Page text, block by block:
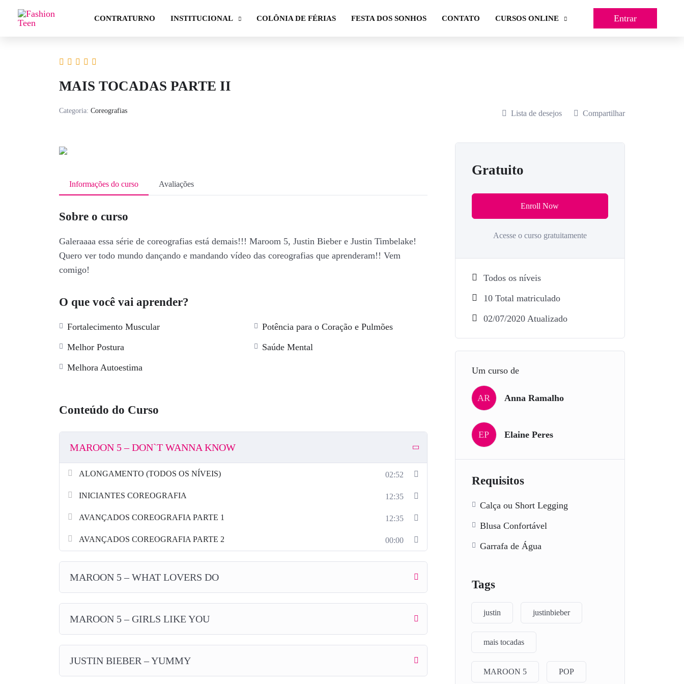
CONTRATURNO INSTITUCIONAL COLÔNIA DE FÉRIAS FESTA DOS SONHOS CONTATO CURSOS ONLINE Entrar
MAIS TOCADAS PARTE II
Categoria: Coreografias Lista de desejos Compartilhar
Informações do curso Avaliações
Sobre o curso
Galeraaaa essa série de coreografias está demais!!! Maroom 5, Justin Bieber e Justin Timbelake!
Quero ver todo mundo dançando e mandando vídeo das coreografias que aprenderam!! Vem
comigo!
O que você vai aprender?
Fortalecimento Muscular
Potência para o Coração e Pulmões
Melhor Postura
Saúde Mental
Melhora Autoestima
Conteúdo do Curso
MAROON 5 – DON`T WANNA KNOW
ALONGAMENTO (TODOS OS NÍVEIS) 02:52
INICIANTES COREOGRAFIA 12:35
AVANÇADOS COREOGRAFIA PARTE 1 12:35
AVANÇADOS COREOGRAFIA PARTE 2 00:00
MAROON 5 – WHAT LOVERS DO
MAROON 5 – GIRLS LIKE YOU
JUSTIN BIEBER – YUMMY
Gratuito
Enroll Now
Acesse o curso gratuitamente
Todos os níveis
10 Total matriculado
02/07/2020 Atualizado
Um curso de
AR Anna Ramalho
EP Elaine Peres
Requisitos
Calça ou Short Legging
Blusa Confortável
Garrafa de Água
Tags
justin justinbieber
mais tocadas
MAROON 5 POP